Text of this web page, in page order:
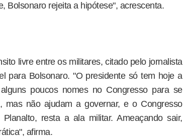
Bolsonaro rejeita a hipótese", acrescenta.
livre entre os militares, citado pelo jornalista
para Bolsonaro. "O presidente só tem hoje a
poucos nomes no Congresso para se
mas não ajudam a governar, e o Congresso
resta a ala militar. Ameaçando sair,
afirma.